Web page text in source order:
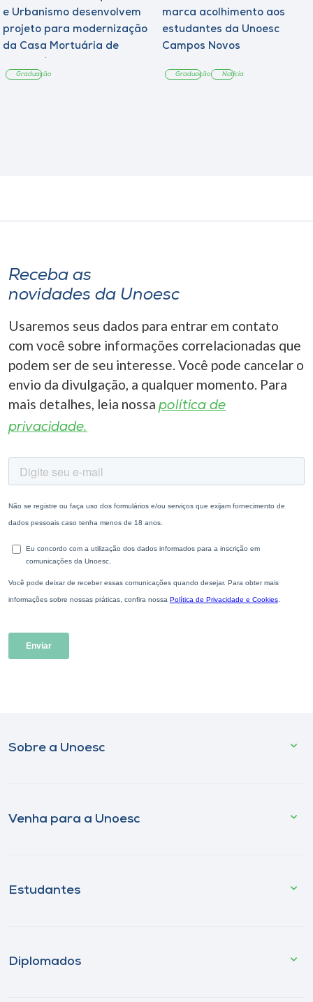
e Urbanismo desenvolvem
projeto para modernização
da Casa Mortuária de
Graduação
marca acolhimento aos
estudantes da Unoesc
Campos Novos
Graduação Notícia
Receba as
novidades da Unoesc
Usaremos seus dados para entrar em contato
com você sobre informações correlacionadas que
podem ser de seu interesse. Você pode cancelar o
envio da divulgação, a qualquer momento. Para
mais detalhes, leia nossa política de
privacidade.
Sobre a Unoesc
Venha para a Unoesc
Estudantes
Diplomados